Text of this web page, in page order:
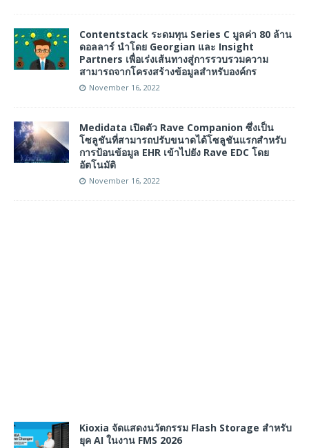
Contentstack ระดมทุน Series C มูลค่า 80 ล้าน
ดอลลาร์ นำโดย Georgian และ Insight
Partners เพื่อเร่งเส้นทางสู่การรวบรวมความ
สามารถจากโครงสร้างข้อมูลสำหรับองค์กร
November 16, 2022
Medidata เปิดตัว Rave Companion ซึ่งเป็น
โซลูชันที่สามารถปรับขนาดได้โซลูชันแรกสำหรับ
การป้อนข้อมูล EHR เข้าไปยัง Rave EDC โดย
อัตโนมัติ
November 16, 2022
Kioxia จัดแสดงนวัตกรรม Flash Storage สำหรับ
ยุค AI ในงาน FMS 2026